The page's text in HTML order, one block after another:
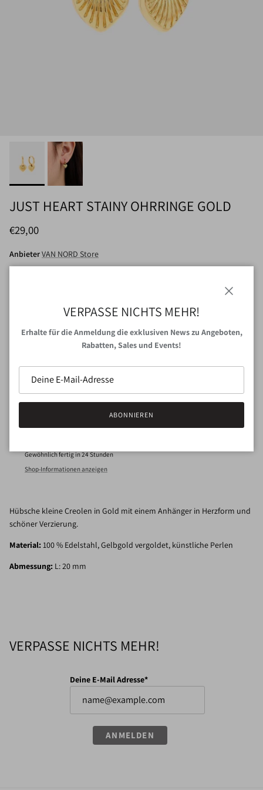
JUST HEART STAINY OHRRINGE GOLD
Normaler Preis
€29,00
AnbieterVAN NORD Store
IN DEN WARENKORB
Gewöhnlich fertig in 24 Stunden
Shop-Informationen anzeigen
Hübsche kleine Creolen in Gold mit einem Anhänger in Herzform und
schöner Verzierung.
Material: 100 % Edelstahl, Gelbgold vergoldet, künstliche Perlen
Abmessung: L: 20 mm
VERPASSE NICHTS MEHR!
Deine E-Mail Adresse*
ANMELDEN
VERPASSE NICHTS MEHR!
Erhalte für die Anmeldung die exklusiven News zu Angeboten,
Rabatten, Sales und Events!
ABONNIEREN